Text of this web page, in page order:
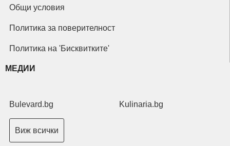
Общи условия
Политика за поверителност
Политика на 'Бисквитките'
МЕДИИ
Bulevard.bg Kulinaria.bg
Виж всички